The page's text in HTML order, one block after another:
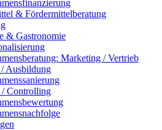
& Fördermittelberatung
& Gastronomie
Marketing / Vertrieb
/ Ausbildung
/ Controlling